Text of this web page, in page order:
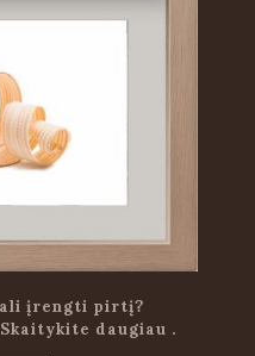
įrengti pirtį?
daugiau .